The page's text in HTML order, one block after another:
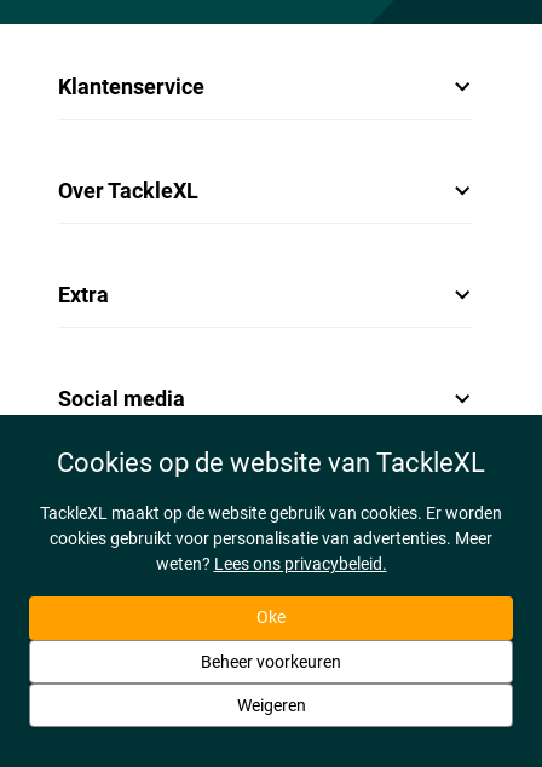
Klantenservice
Over TackleXL
Extra
Social media
Cookies op de website van TackleXL
TackleXL maakt op de website gebruik van cookies. Er worden
cookies gebruikt voor personalisatie van advertenties. Meer
weten? Lees ons privacybeleid.
Oke
Beheer voorkeuren
Weigeren